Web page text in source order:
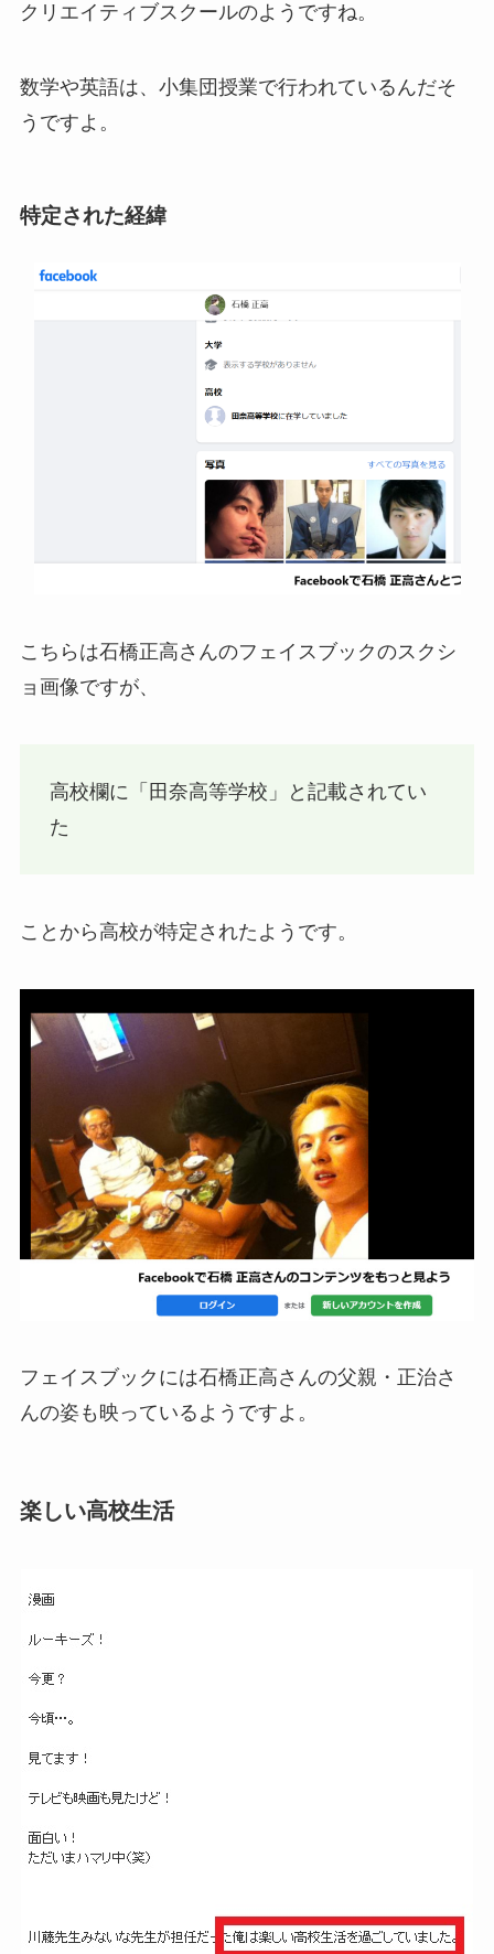
クリエイティブスクールのようですね。
数学や英語は、小集団授業で行われているんだそ
うですよ。
特定された経緯
こちらは石橋正高さんのフェイスブックのスクシ
ョ画像ですが、
高校欄に「田奈高等学校」と記載されてい
た
ことから高校が特定されたようです。
フェイスブックには石橋正高さんの父親・正治さ
んの姿も映っているようですよ。
楽しい高校生活